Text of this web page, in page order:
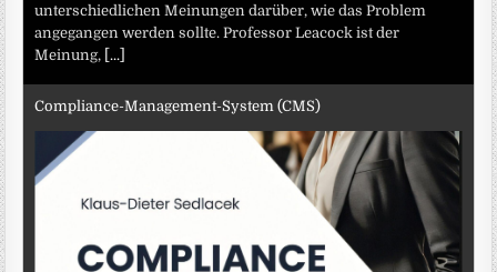
unterschiedlichen Meinungen darüber, wie das Problem
angegangen werden sollte. Professor Leacock ist der
Meinung,
[...]
Compliance-Management-System (CMS)